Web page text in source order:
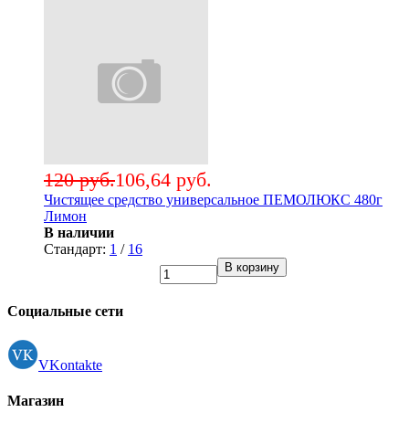
106,64 руб.
120 руб.
Чистящее средство универсальное ПЕМОЛЮКС 480г
Лимон
В наличии
Стандарт: 1 / 16
В корзину
Социальные сети
VKontakte
Магазин